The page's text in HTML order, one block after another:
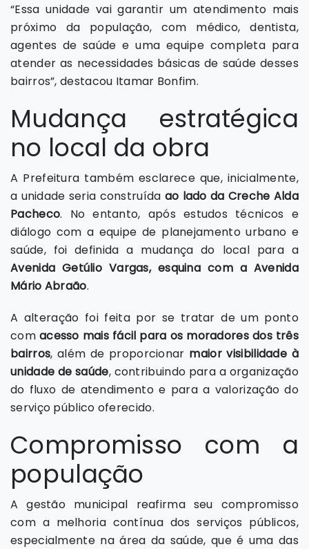
“Essa unidade vai garantir um atendimento mais
próximo da população, com médico, dentista,
agentes de saúde e uma equipe completa para
atender as necessidades básicas de saúde desses
bairros”, destacou Itamar Bonfim.
Mudança estratégica
no local da obra
A Prefeitura também esclarece que, inicialmente,
a unidade seria construída ao lado da Creche Alda
Pacheco. No entanto, após estudos técnicos e
diálogo com a equipe de planejamento urbano e
saúde, foi definida a mudança do local para a
Avenida Getúlio Vargas, esquina com a Avenida
Mário Abraão.
A alteração foi feita por se tratar de um ponto
com acesso mais fácil para os moradores dos três
bairros, além de proporcionar maior visibilidade à
unidade de saúde, contribuindo para a organização
do fluxo de atendimento e para a valorização do
serviço público oferecido.
Compromisso com a
população
A gestão municipal reafirma seu compromisso
com a melhoria contínua dos serviços públicos,
especialmente na área da saúde, que é uma das